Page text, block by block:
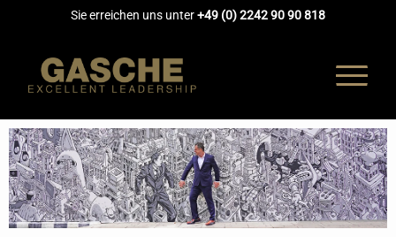
Sie erreichen uns unter+49 (0) 2242 90 90 818